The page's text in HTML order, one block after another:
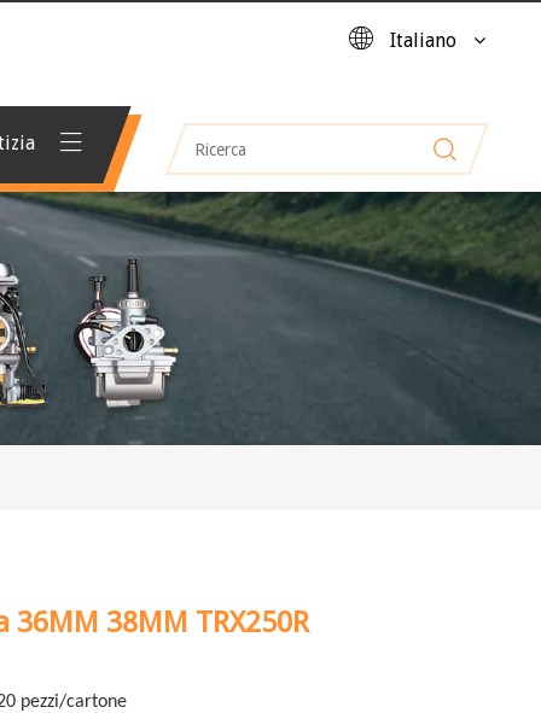
Italiano
38MM TRX250R
pezzi/cartone